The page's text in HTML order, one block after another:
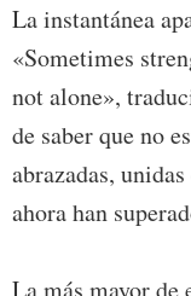
La instantánea
«Sometimes
not alone»,
de saber que no
abrazadas,
ahora han
La más mayor